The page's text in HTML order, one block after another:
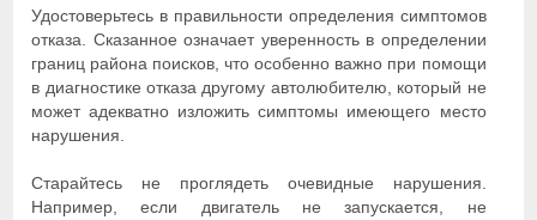
Удостоверьтесь в правильности определения симптомов
отказа. Сказанное означает уверенность в определении
границ района поисков, что особенно важно при помощи
в диагностике отказа другому автолюбителю, который не
может адекватно изложить симптомы имеющего место
нарушения.
Старайтесь не проглядеть очевидные нарушения.
Например, если двигатель не запускается, не